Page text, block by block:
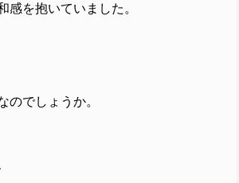
感を抱いていました。
のでしょうか。